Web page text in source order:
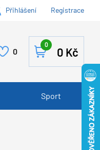
Přihlášení Registrace
0 0 Kč
0
Sport